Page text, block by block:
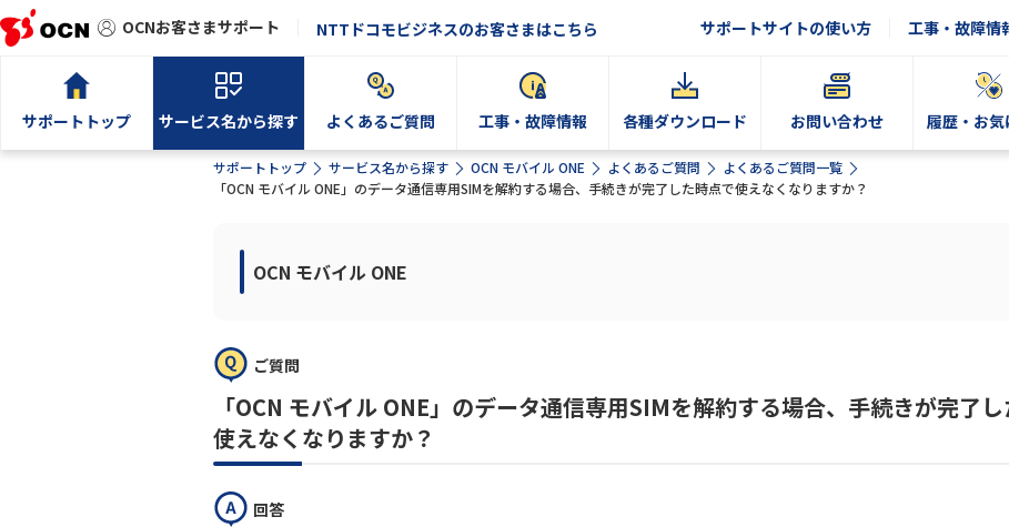
OCNお客さまサポート NTTドコモビジネスのお客さまはこちら サポートサイトの使い方 工事・故障情
サポートトップ サービス名から探す よくあるご質問 工事・故障情報 各種ダウンロード お問い合わせ 履歴・お気
サポートトップ サービス名から探す OCN モバイル ONE よくあるご質問
よくあるご質問一覧
「OCN モバイル ONE」のデータ通信専用SIMを解約する場合、手続きが完了した時点で使えなくなりますか？
OCN モバイル ONE
ご質問
「OCN モバイル ONE」のデータ通信専用SIMを解約する場合、手続きが完了
使えなくなりますか？
回答